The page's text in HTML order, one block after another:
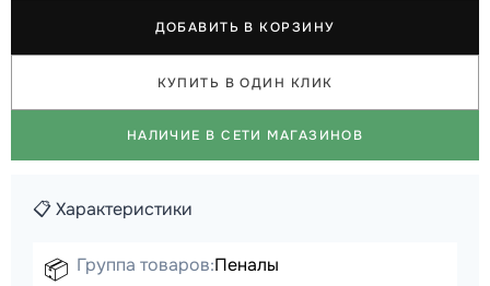
ДОБАВИТЬ В КОРЗИНУ
КУПИТЬ В ОДИН КЛИК
НАЛИЧИЕ В СЕТИ МАГАЗИНОВ
📋 Характеристики
📦 Группа товаров:Пеналы